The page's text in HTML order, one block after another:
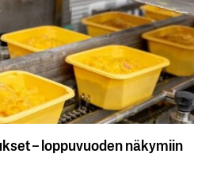
– loppuvuoden näkymiin